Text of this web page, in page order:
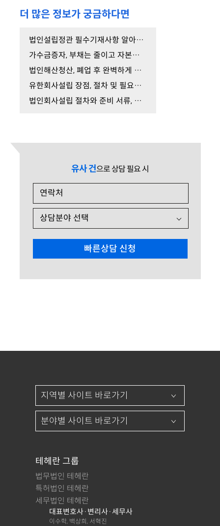
더 많은 정보가 궁금하다면
법인설립정관 필수기재사항 알아보고 작성하세요.
가수금증자, 부채는 줄이고 자본금은 늘리는 방법
법인해산청산, 폐업 후 완벽하게 법인을 소멸시키는 …
유한회사설립 장점, 절차 및 필요서류 총정리
법인회사설립 절차와 준비 서류, 성공적인 전환 방법…
유사 건으로 상담 필요 시
테헤란 그룹
법무법인 테헤란
특허법인 테헤란
세무법인 테헤란
대표변호사·변리사·세무사
이수학, 백상희, 서혁진